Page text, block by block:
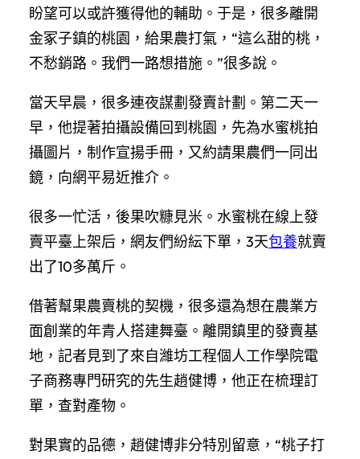
盼望可以或許獲得他的輔助。于是，很多離開
金冢子鎮的桃園，給果農打氣，“這么甜的桃，
不愁銷路。我們一路想措施。”很多說。
當天早晨，很多連夜謀劃發賣計劃。第二天一
早，他提著拍攝設備回到桃園，先為水蜜桃拍
攝圖片，制作宣揚手冊，又約請果農們一同出
鏡，向網平易近推介。
很多一忙活，後果吹糠見米。水蜜桃在線上發
賣平臺上架后，網友們紛紜下單，3天包養就賣
出了10多萬斤。
借著幫果農賣桃的契機，很多還為想在農業方
面創業的年青人搭建舞臺。離開鎮里的發賣基
地，記者見到了來自濰坊工程個人工作學院電
子商務專門研究的先生趙健博，他正在梳理訂
單，查對產物。
對果實的品德，趙健博非分特別留意，“桃子打